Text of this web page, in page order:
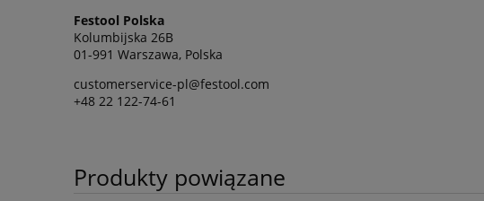
Festool Polska
Kolumbijska 26B
01-991 Warszawa, Polska
customerservice-pl@festool.com
+48 22 122-74-61
Produkty powiązane